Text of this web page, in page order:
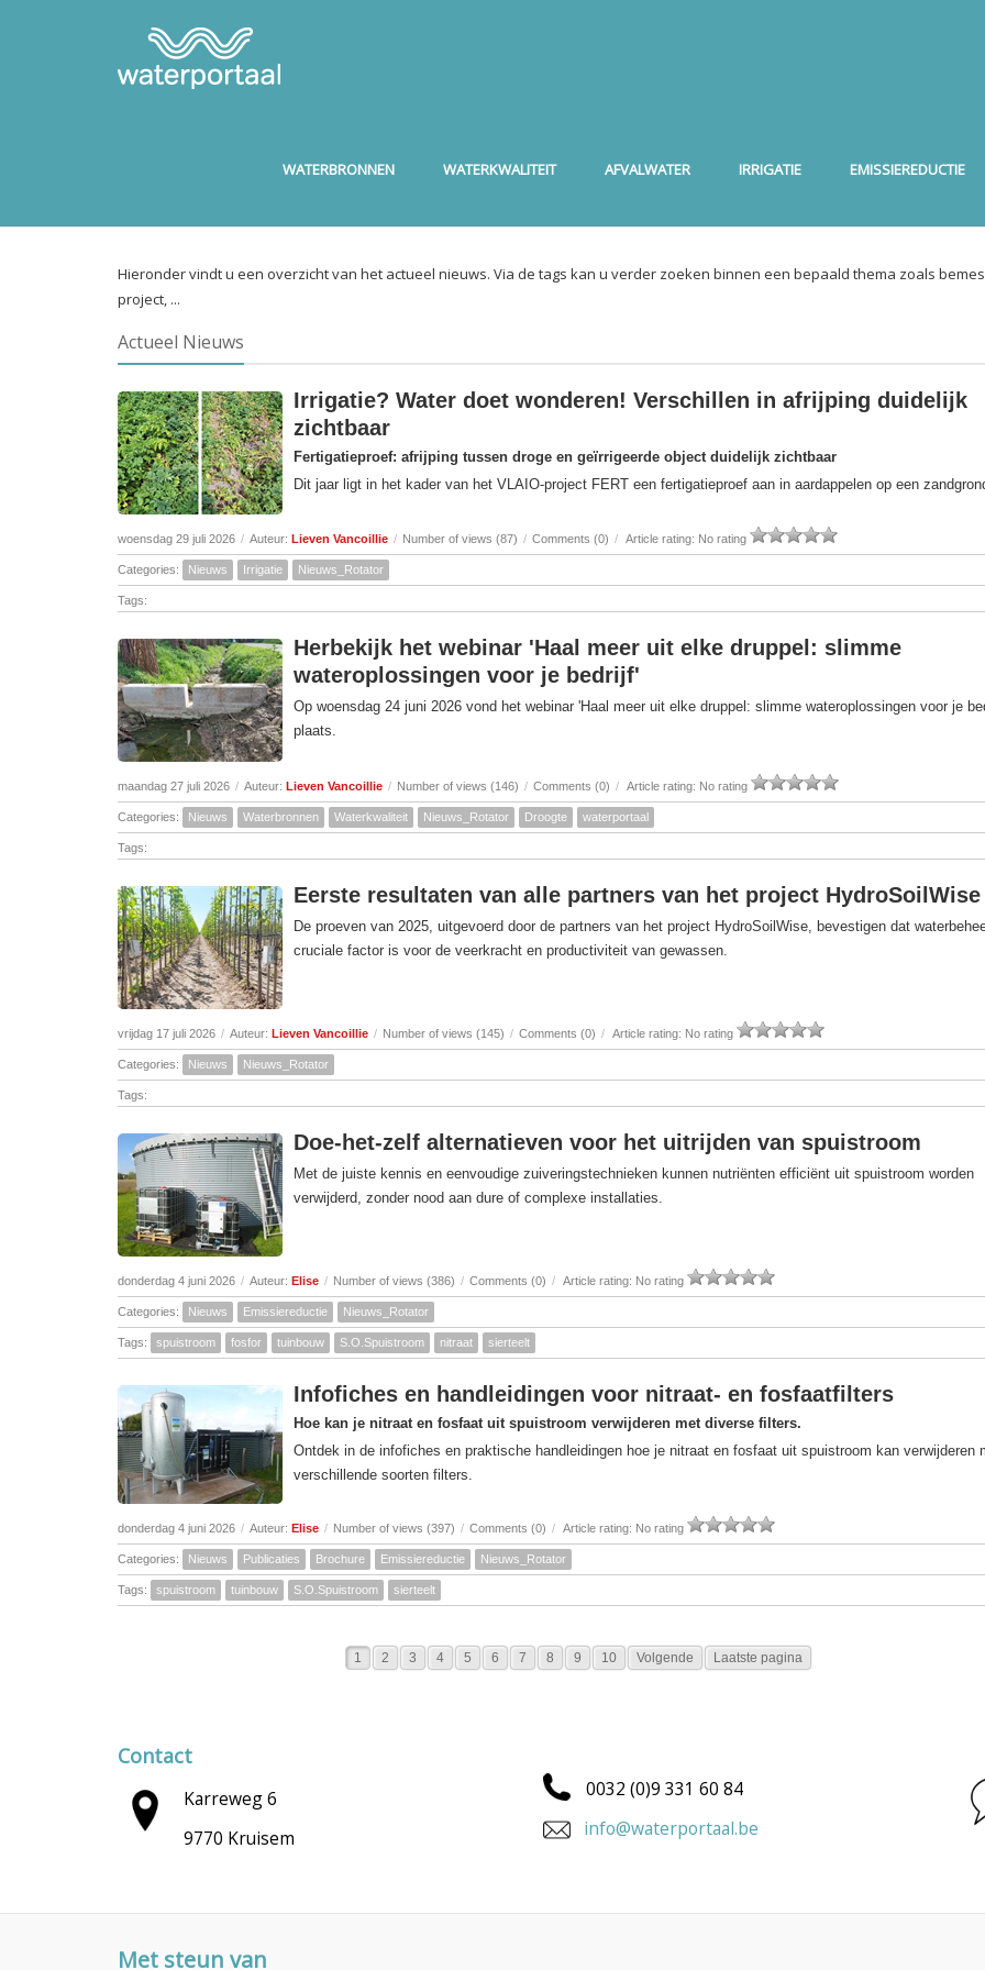
WATERBRONNEN WATERKWALITEIT AFVALWATER IRRIGATIE EMISSIEREDUCTIE
Hieronder vindt u een overzicht van het actueel nieuws. Via de tags kan u verder zoeken binnen een bepaald thema zoals
project, ...
Actueel Nieuws
Irrigatie? Water doet wonderen! Verschillen in afrijping duidelijk
zichtbaar
Fertigatieproef: afrijping tussen droge en geïrrigeerde object duidelijk zichtbaar
Dit jaar ligt in het kader van het VLAIO-project FERT een fertigatieproef aan in aardappelen op een
woensdag 29 juli 2026 / Auteur: Lieven Vancoillie / Number of views (87) / Comments (0) / Article rating: No rating
Categories: Nieuws Irrigatie Nieuws_Rotator
Tags:
Herbekijk het webinar 'Haal meer uit elke druppel: slimme
wateroplossingen voor je bedrijf'
Op woensdag 24 juni 2026 vond het webinar 'Haal meer uit elke druppel: slimme wateroplossingen voor je
plaats.
maandag 27 juli 2026 / Auteur: Lieven Vancoillie / Number of views (146) / Comments (0) / Article rating: No rating
Categories: Nieuws Waterbronnen Waterkwaliteit Nieuws_Rotator Droogte waterportaal
Tags:
Eerste resultaten van alle partners van het project HydroSoilWise
De proeven van 2025, uitgevoerd door de partners van het project HydroSoilWise, bevestigen dat
cruciale factor is voor de veerkracht en productiviteit van gewassen.
vrijdag 17 juli 2026 / Auteur: Lieven Vancoillie / Number of views (145) / Comments (0) / Article rating: No rating
Categories: Nieuws Nieuws_Rotator
Tags:
Doe-het-zelf alternatieven voor het uitrijden van spuistroom
Met de juiste kennis en eenvoudige zuiveringstechnieken kunnen nutriënten efficiënt uit spuistroom worden
verwijderd, zonder nood aan dure of complexe installaties.
donderdag 4 juni 2026 / Auteur: Elise / Number of views (386) / Comments (0) / Article rating: No rating
Categories: Nieuws Emissiereductie Nieuws_Rotator
Tags: spuistroom fosfor tuinbouw S.O.Spuistroom nitraat sierteelt
Infofiches en handleidingen voor nitraat- en fosfaatfilters
Hoe kan je nitraat en fosfaat uit spuistroom verwijderen met diverse filters.
Ontdek in de infofiches en praktische handleidingen hoe je nitraat en fosfaat uit spuistroom kan verwijderen
verschillende soorten filters.
donderdag 4 juni 2026 / Auteur: Elise / Number of views (397) / Comments (0) / Article rating: No rating
Categories: Nieuws Publicaties Brochure Emissiereductie Nieuws_Rotator
Tags: spuistroom tuinbouw S.O.Spuistroom sierteelt
1 2 3 4 5 6 7 8 9 10 Volgende Laatste pagina
Contact
Karreweg 6
9770 Kruisem
0032 (0)9 331 60 84
info@waterportaal.be
Met steun van